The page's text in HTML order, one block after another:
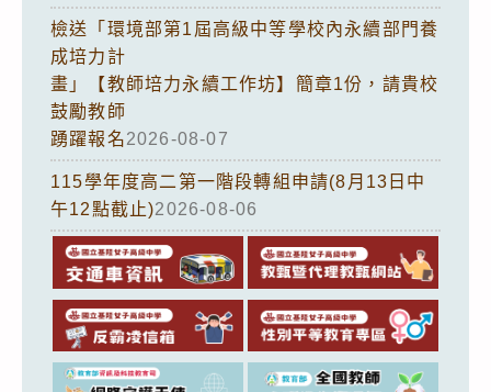
檢送「環境部第1屆高級中等學校內永續部門養
成培力計
畫」【教師培力永續工作坊】簡章1份，請貴校
鼓勵教師
踴躍報名2026-08-07
115學年度高二第一階段轉組申請(8月13日中
午12點截止)2026-08-06